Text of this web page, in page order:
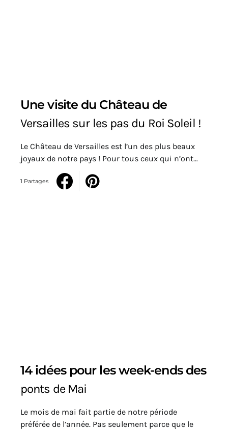
Une visite du Château de
Versailles sur les pas du Roi Soleil !
Le Château de Versailles est l’un des plus beaux
joyaux de notre pays ! Pour tous ceux qui n’ont…
1 Partages
14 idées pour les week-ends des
ponts de Mai
Le mois de mai fait partie de notre période
préférée de l’année. Pas seulement parce que le